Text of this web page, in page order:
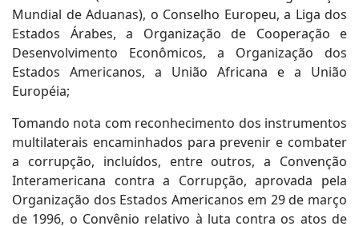
Mundial de Aduanas), o Conselho Europeu, a Liga dos
Estados Árabes, a Organização de Cooperação e
Desenvolvimento Econômicos, a Organização dos
Estados Americanos, a União Africana e a União
Européia;
Tomando nota com reconhecimento dos instrumentos
multilaterais encaminhados para prevenir e combater
a corrupção, incluídos, entre outros, a Convenção
Interamericana contra a Corrupção, aprovada pela
Organização dos Estados Americanos em 29 de março
de 1996, o Convênio relativo à luta contra os atos de